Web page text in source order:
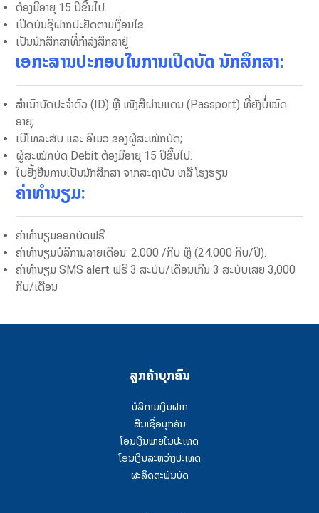
ຕ້ອງມີອາຍຸ 15 ປີຂື້ນໄປ.
ເປີດບັນຊີຝາກປະຢັດຕາມເງື່ອນໄຂ
ເປັນນັກສຶກສາທີ່ກຳລັງສຶກສາຢູ່
ເອກະສານປະກອບໃນການເປີດບັດ ນັກສຶກສາ:
ສໍາເນົາບັດປະຈໍາຕົວ (ID) ຫຼື ໜັງສືຜ່ານແດນ (Passport) ທີ່ຍັງບໍໍ່ໝົດ
ອາຍຸ;
ເບີໂທລະສັບ ແລະ ອີເມວ ຂອງຜູ້ສະໝັກບັດ;
ຜູ້ສະໝັກບັດ Debit ຕ້ອງມີອາຍຸ 15 ປີຂຶ້ນໄປ.
ໃບຢັ້ງຢືນການເປັນນັກສຶກສາ ຈາກສະຖາບັນ ຫລື ໂຮງຮຽນ
ຄ່າທໍານຽມ:
ຄ່າທຳນຽມອອກບັດຟຣີ
ຄ່າທໍານຽມບໍລິການ​ລາຍ​ເດືອນ: 2.000 /ກີບ​ ຫຼື (24.000 ກີບ/ປີ).
ຄ່າທໍານຽມ SMS alert ຟຣີ 3 ສະບັບ/ເດືອນເກີນ 3 ສະບັບເສຍ 3,000
ກິບ/ເດືອນ
ລູກຄ້າບຸກຄົນ
ບໍລິການເງິນຝາກ
ສີນເຊື່ອບຸກຄົນ
ໂອນເງິນພາຍໃນປະເທດ
ໂອນເງິນລະຫວ່າງປະເທດ
ຜະລິດຕະພັນບັດ